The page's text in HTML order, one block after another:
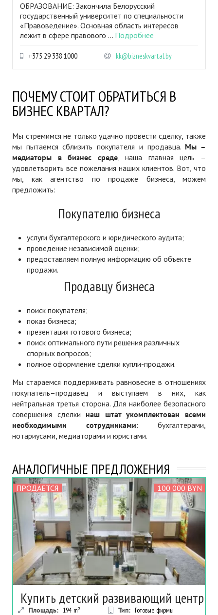
ОБРАЗОВАНИЕ: Закончила Белорусский
государственный университет по специальности
«Правоведение». Основная область интересов
лежит в сфере правового ... Подробнее
+375 29 338 1000 kk@bizneskvartal.by
ПОЧЕМУ СТОИТ ОБРАТИТЬСЯ В
БИЗНЕС КВАРТАЛ?
Мы стремимся не только удачно провести сделку, также
мы пытаемся сблизить покупателя и продавца. Мы –
медиаторы в бизнес среде, наша главная цель –
удовлетворить все пожелания наших клиентов. Вот, что
мы, как агентство по продаже бизнеса, можем
предложить:
Покупателю бизнеса
услуги бухгалтерского и юридического аудита;
проведение независимой оценки;
предоставляем полную информацию об объекте
продажи.
Продавцу бизнеса
поиск покупателя;
показ бизнеса;
презентация готового бизнеса;
поиск оптимального пути решения различных
спорных вопросов;
полное оформление сделки купли-продажи.
Мы стараемся поддерживать равновесие в отношениях
покупатель–продавец и выступаем в них, как
нейтральная третья сторона. Для наиболее безопасного
совершения сделки наш штат укомплектован всеми
необходимыми сотрудниками: бухгалтерами,
нотариусами, медиаторами и юристами.
АНАЛОГИЧНЫЕ ПРЕДЛОЖЕНИЯ
ПРОДАЕТСЯ 100 000 BYN
Купить детский развивающий центр
Площадь: 194 m² Тип: Готовые фирмы